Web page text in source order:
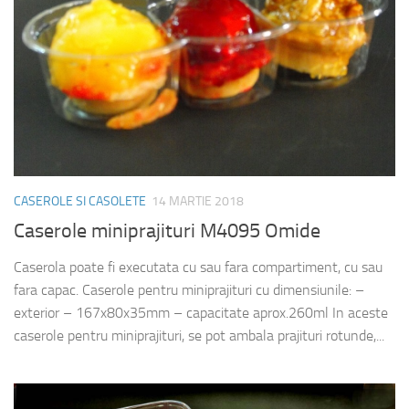
CASEROLE SI CASOLETE 14 MARTIE 2018
Caserole miniprajituri M4095 Omide
Caserola poate fi executata cu sau fara compartiment, cu sau
fara capac. Caserole pentru miniprajituri cu dimensiunile: –
exterior – 167x80x35mm – capacitate aprox.260ml In aceste
caserole pentru miniprajituri, se pot ambala prajituri rotunde,...